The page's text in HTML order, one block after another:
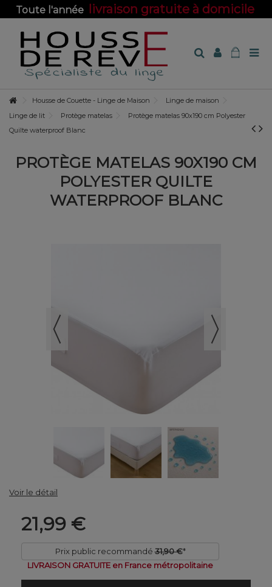
Toute l'année livraison gratuite à domicile
Housse de Couette - Linge de Maison
Linge de maison
Linge de lit
Protège matelas
Protège matelas 90x190 cm Polyester
Quilte waterproof Blanc
PROTÈGE MATELAS 90X190 CM
POLYESTER QUILTE
WATERPROOF BLANC
Voir le détail
21,99 €
Prix public recommandé 31,90 €*
LIVRAISON GRATUITE en France métropolitaine